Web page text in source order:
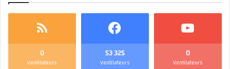
0
Ventilateurs
53 325
Ventilateurs
0
Ventilateurs